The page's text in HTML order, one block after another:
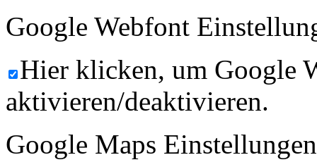
Google Webfont
Hier klicken, um Google
aktivieren/deaktivieren.
Google Maps